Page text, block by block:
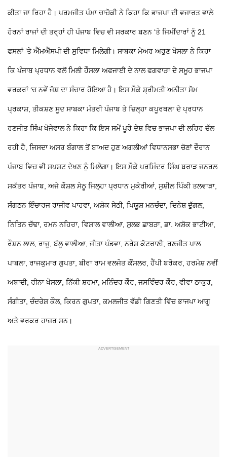
ਕੀਤਾ ਜਾ ਰਿਹਾ ਹੈ। ਪਰਮਜੀਤ ਪੰਮਾ ਚਾਚੋਕੀ ਨੇ ਕਿਹਾ ਕਿ ਭਾਜਪਾ ਦੀ ਵਜਾਰਤ ਵਾਲੇ
ਹੋਰਨਾਂ ਰਾਜਾਂ ਦੀ ਤਰ੍ਹਾਂ ਹੀ ਪੰਜਾਬ ਵਿਚ ਵੀ ਸਰਕਾਰ ਬਣਨ ‘ਤੇ ਜਿਮੀਂਦਾਰਾਂ ਨੂੰ 21
ਫਸਲਾਂ ’ਤੇ ਐੱਮਐੱਸਪੀ ਦੀ ਸੁਵਿਧਾ ਮਿਲੇਗੀ। ਸਾਬਕਾ ਮੇਅਰ ਅਰੁਣ ਖੋਸਲਾ ਨੇ ਕਿਹਾ
ਕਿ ਪੰਜਾਬ ਪ੍ਰਧਾਨ ਵਲੋਂ ਮਿਲੀ ਹੌਸਲਾ ਅਫਜਾਈ ਦੇ ਨਾਲ ਫਗਵਾੜਾ ਦੇ ਸਮੂਹ ਭਾਜਪਾ
ਵਰਕਰਾਂ ‘ਚ ਨਵੇਂ ਜੋਸ਼ ਦਾ ਸੰਚਾਰ ਹੋਇਆ ਹੈ।ਇਸ ਮੌਕੇ ਸ਼੍ਰੀਮਤੀ ਅਨੀਤਾ ਸੋਮ
ਪ੍ਰਕਾਸ਼, ਤੀਕਸ਼ਣ ਸੂਦ ਸਾਬਕਾ ਮੰਤਰੀ ਪੰਜਾਬ ਤੇ ਜ਼ਿਲ੍ਹਾ ਕਪੂਰਥਲਾ ਦੇ ਪ੍ਰਧਾਨ
ਰਣਜੀਤ ਸਿੰਘ ਖੋਜੇਵਾਲ ਨੇ ਕਿਹਾ ਕਿ ਇਸ ਸਮੇਂ ਪੂਰੇ ਦੇਸ਼ ਵਿਚ ਭਾਜਪਾ ਦੀ ਲਹਿਰ ਚੱਲ
ਰਹੀ ਹੈ, ਜਿਸਦਾ ਅਸਰ ਬੰਗਾਲ ਤੋਂ ਬਾਅਦ ਹੁਣ ਅਗਲੀਆਂ ਵਿਧਾਨਸਭਾ ਚੋਣਾਂ ਦੌਰਾਨ
ਪੰਜਾਬ ਵਿਚ ਵੀ ਸਪਸ਼ਟ ਦੇਖਣ ਨੂੰ ਮਿਲੇਗਾ। ਇਸ ਮੌਕੇ ਪਰਮਿੰਦਰ ਸਿੰਘ ਬਰਾੜ ਜਨਰਲ
ਸਕੱਤਰ ਪੰਜਾਬ, ਅਜੇ ਕੌਸ਼ਲ ਸੇਠੂ ਜਿਲ੍ਹਾ ਪ੍ਰਧਾਨ ਮੁਕੇਰੀਆਂ, ਸੁਸ਼ੀਲ ਪਿੰਕੀ ਤਲਵਾੜਾ,
ਸੰਗਠਨ ਇੰਚਾਰਜ ਰਾਜੀਵ ਪਾਹਵਾ, ਅਸ਼ੋਕ ਸੇਠੀ, ਪਿਯੂਸ਼ ਮਨਚੰਦਾ, ਦਿਨੇਸ਼ ਦੁੱਗਲ,
ਨਿਤਿਨ ਚੱਢਾ, ਰਮਨ ਨਹਿਰਾ, ਵਿਸ਼ਾਲ ਵਾਲੀਆ, ਸੁਲਭ ਛਾਬੜਾ, ਡਾ. ਅਸ਼ੋਕ ਭਾਟੀਆ,
ਰੌਸ਼ਨ ਲਾਲ, ਰਾਜੂ, ਬੱਲੂ ਵਾਲੀਆ, ਜੀਤਾ ਪੰਡਵਾ, ਨਰੇਸ਼ ਕੋਟਰਾਣੀ, ਰਣਜੀਤ ਪਾਲ
ਪਾਬਲਾ, ਰਾਜਕੁਮਾਰ ਗੁਪਤਾ, ਬੀਰਾ ਰਾਮ ਵਲਜੋਤ ਕੌਂਸਲਰ, ਹੈੱਪੀ ਬਰੋਕਰ, ਹਰਮੇਸ਼ ਨਵੀਂ
ਅਬਾਦੀ, ਰੀਨਾ ਖੋਸਲਾ, ਨਿੱਕੀ ਸ਼ਰਮਾ, ਮਨਿੰਦਰ ਕੌਰ, ਜਸਵਿੰਦਰ ਕੌਰ, ਵੀਵਾ ਠਾਕੁਰ,
ਸੰਗੀਤਾ, ਚੰਦਰੇਸ਼ ਕੌਲ, ਕਿਰਨ ਗੁਪਤਾ, ਕਮਲਜੀਤ ਵੱਡੀ ਗਿਣਤੀ ਵਿੱਚ ਭਾਜਪਾ ਆਗੂ
ਅਤੇ ਵਰਕਰ ਹਾਜ਼ਰ ਸਨ।